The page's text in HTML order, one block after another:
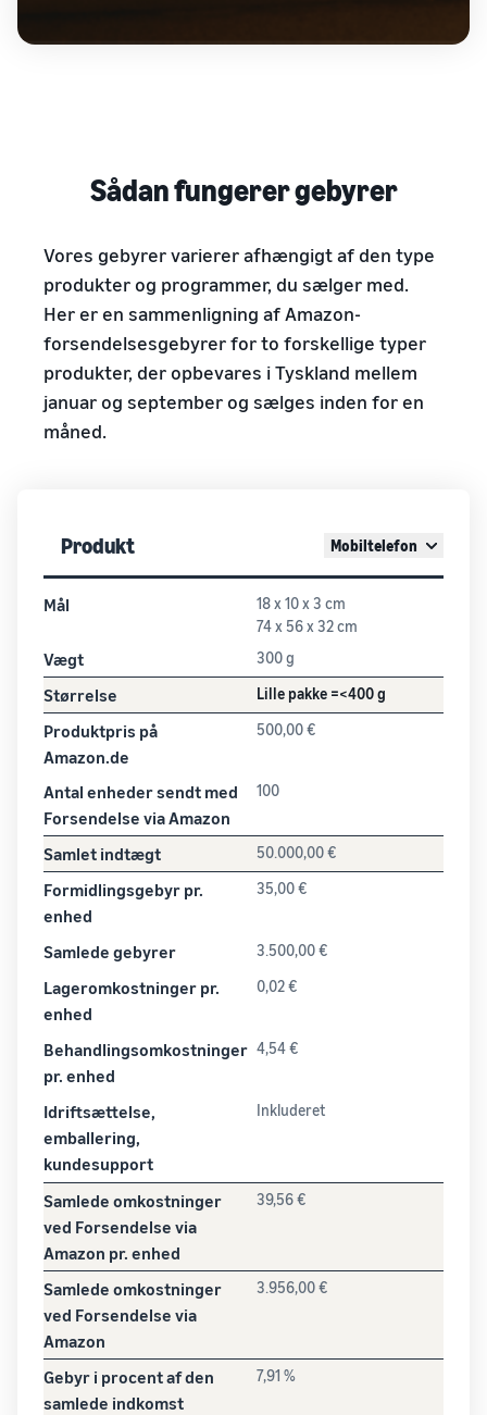
Sådan fungerer gebyrer
Vores gebyrer varierer afhængigt af den type
produkter og programmer, du sælger med.
Her er en sammenligning af Amazon-
forsendelsesgebyrer for to forskellige typer
produkter, der opbevares i Tyskland mellem
januar og september og sælges inden for en
måned.
Produkt Mobiltelefon
Mål
18 x 10 x 3 cm
74 x 56 x 32 cm
Vægt 300 g
Størrelse Lille pakke =<400 g
Produktpris på
Amazon.de
500,00 €
Antal enheder sendt med
Forsendelse via Amazon
100
Samlet indtægt 50.000,00 €
Formidlingsgebyr pr.
enhed
35,00 €
Samlede gebyrer 3.500,00 €
Lageromkostninger pr.
enhed
0,02 €
Behandlingsomkostninger
pr. enhed
4,54 €
Idriftsættelse,
emballering,
kundesupport
Inkluderet
Samlede omkostninger
ved Forsendelse via
Amazon pr. enhed
39,56 €
Samlede omkostninger
ved Forsendelse via
Amazon
3.956,00 €
Gebyr i procent af den
samlede indkomst
7,91 %